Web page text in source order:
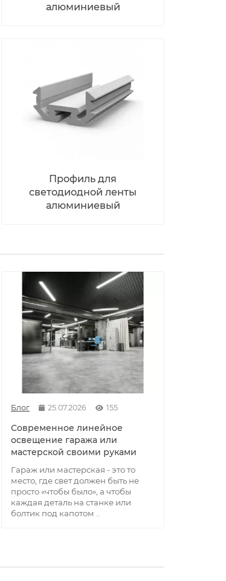
алюминиевый
Профиль для
светодиодной ленты
алюминиевый
Блог 25.07.2026 155
Современное линейное
освещение гаража или
мастерской своими руками
Гараж или мастерская - это то
место, где свет должен быть не
просто «чтобы было», а чтобы
каждая деталь на станке или
болтик под капотом ..